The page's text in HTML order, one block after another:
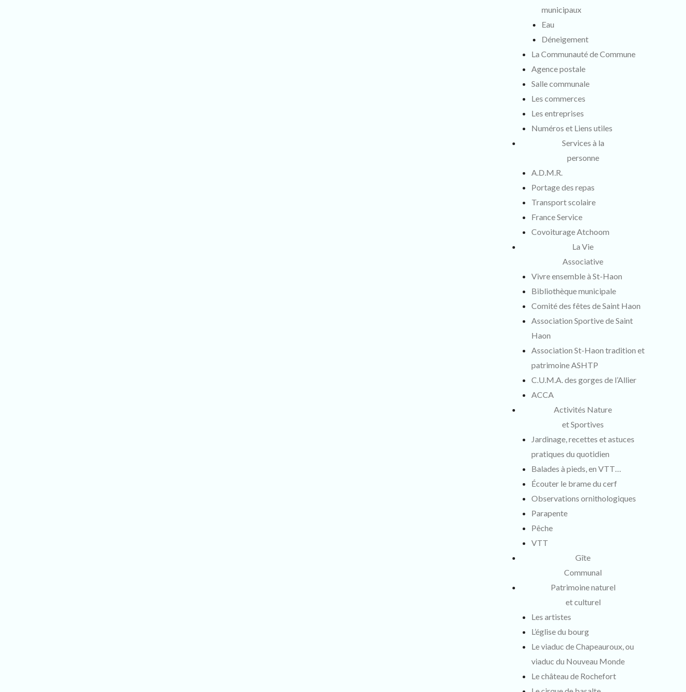
municipaux
Eau
Déneigement
La Communauté de Commune
Agence postale
Salle communale
Les commerces
Les entreprises
Numéros et Liens utiles
Services à la
personne
A.D.M.R.
Portage des repas
Transport scolaire
France Service
Covoiturage Atchoom
La Vie
Associative
Vivre ensemble à St-Haon
Bibliothèque municipale
Comité des fêtes de Saint Haon
Association Sportive de Saint
Haon
Association St-Haon tradition et
patrimoine ASHTP
C.U.M.A. des gorges de l’Allier
ACCA
Activités Nature
et Sportives
Jardinage, recettes et astuces
pratiques du quotidien
Balades à pieds, en VTT…
Écouter le brame du cerf
Observations ornithologiques
Parapente
Pêche
VTT
Gîte
Communal
Patrimoine naturel
et culturel
Les artistes
L’église du bourg
Le viaduc de Chapeauroux, ou
viaduc du Nouveau Monde
Le château de Rochefort